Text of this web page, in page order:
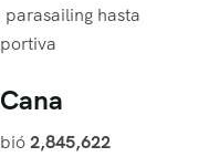
parasailing hasta
2,845,622